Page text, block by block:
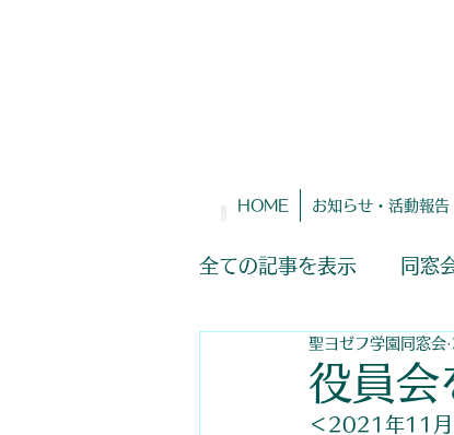
HOME
お知らせ・活動報告
全ての記事を表示 同窓
役員会
聖ヨゼフ学園同窓会
＜2021年11月